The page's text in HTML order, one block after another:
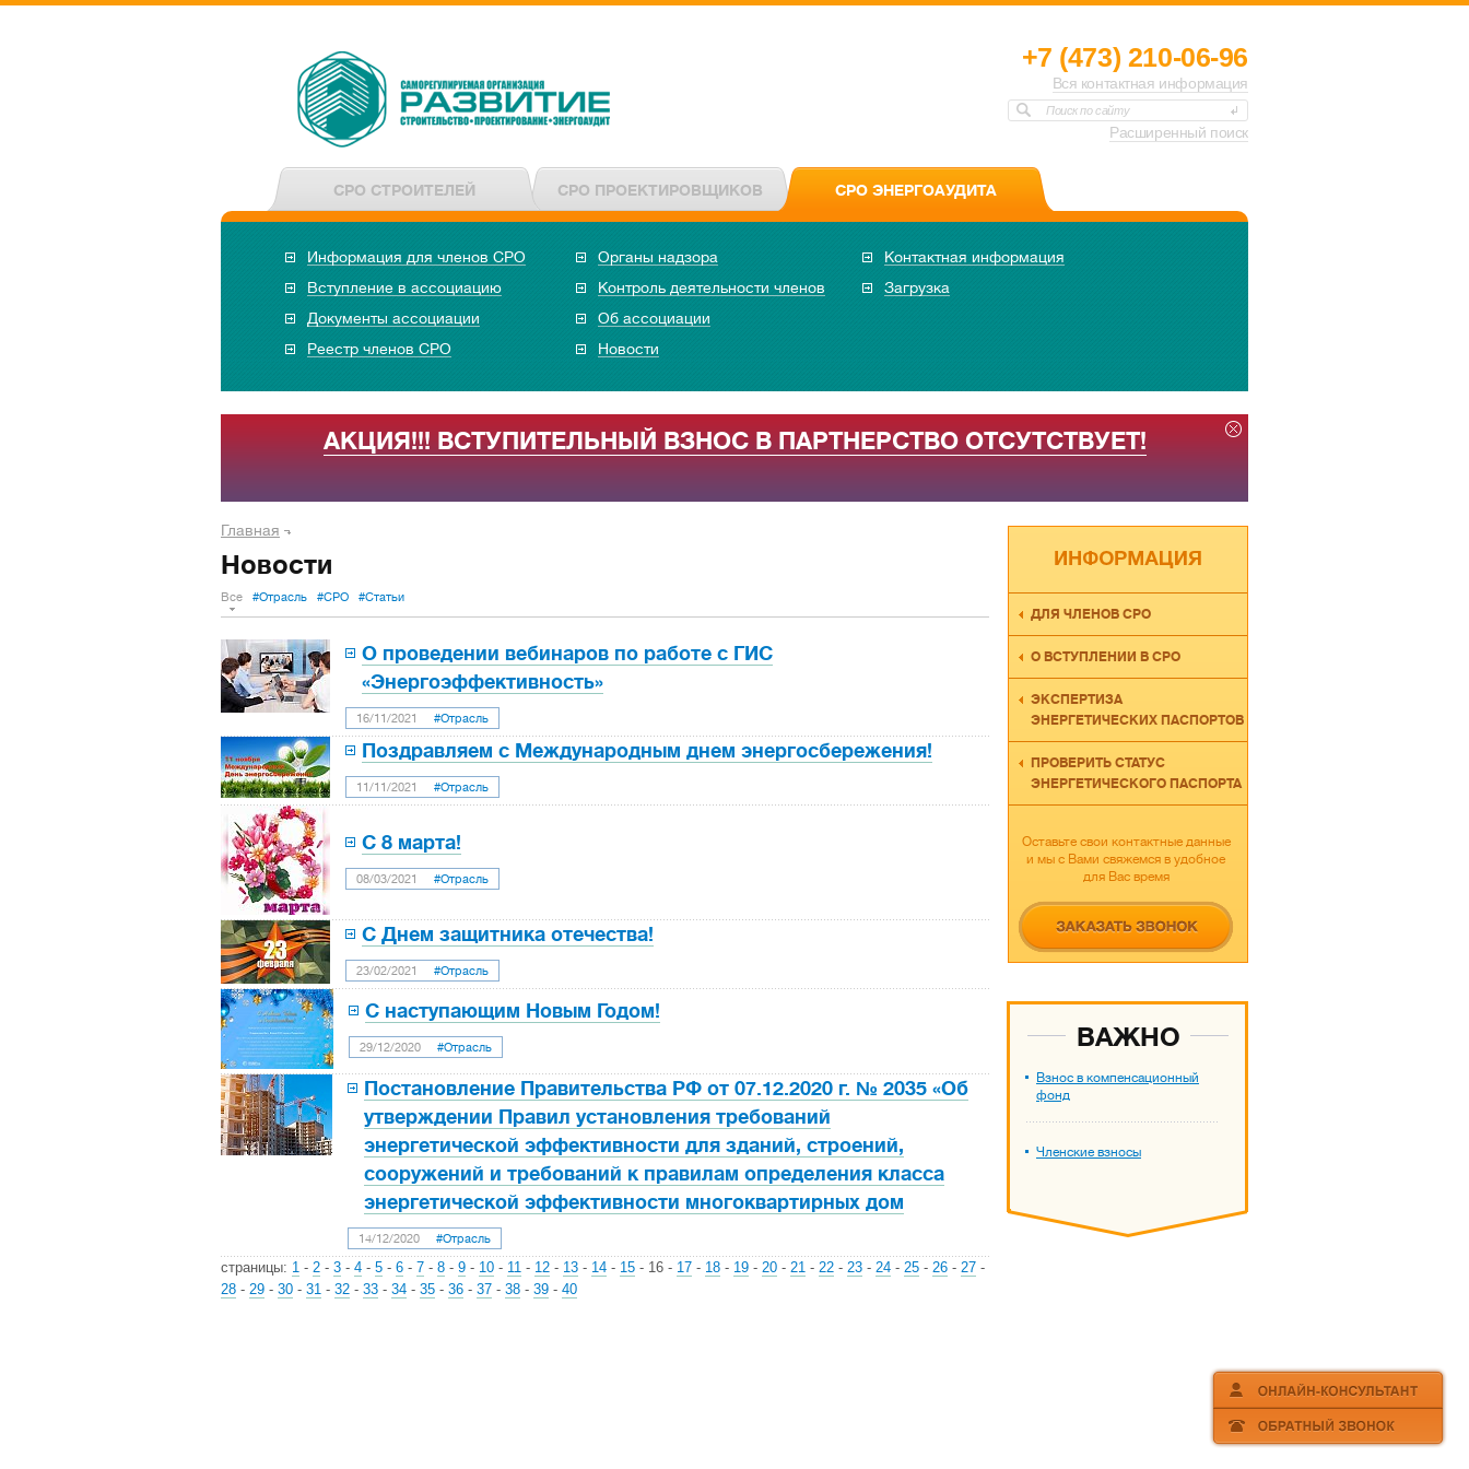
+7 (473) 210-06-96
Вся контактная информация
Поиск по сайту
Расширенный поиск
СРО СТРОИТЕЛЕЙ СРО ПРОЕКТИРОВЩИКОВ СРО ЭНЕРГОАУДИТА
Информация для членов СРО
Вступление в ассоциацию
Документы ассоциации
Реестр членов СРО
Органы надзора
Контроль деятельности членов
Об ассоциации
Новости
Контактная информация
Загрузка
АКЦИЯ!!! ВСТУПИТЕЛЬНЫЙ ВЗНОС В ПАРТНЕРСТВО ОТСУТСТВУЕТ!
ДЛЯ ЧЛЕНОВ СРО
О ВСТУПЛЕНИИ В СРО
ЭКСПЕРТИЗА
ЭНЕРГЕТИЧЕСКИХ ПАСПОРТОВ
ПРОВЕРИТЬ СТАТУС
ЭНЕРГЕТИЧЕСКОГО ПАСПОРТА
Оставьте свои контактные данные
и мы с Вами свяжемся в удобное
для Вас время
ВАЖНО
Взнос в компенсационный
фонд
Членские взносы
Главная
Новости
Все #Отрасль #СРО #Статьи
О проведении вебинаров по работе с ГИС
«Энергоэффективность»
16/11/2021 #Отрасль
Поздравляем с Международным днем энергосбережения!
11/11/2021 #Отрасль
С 8 марта!
08/03/2021 #Отрасль
С Днем защитника отечества!
23/02/2021 #Отрасль
С наступающим Новым Годом!
29/12/2020 #Отрасль
Постановление Правительства РФ от 07.12.2020 г. № 2035 «Об
утверждении Правил установления требований
энергетической эффективности для зданий, строений,
сооружений и требований к правилам определения класса
энергетической эффективности многоквартирных дом
14/12/2020 #Отрасль
страницы: 1 - 2 - 3 - 4 - 5 - 6 - 7 - 8 - 9 - 10 - 11 - 12 - 13 - 14 - 15 - 16 - 17 - 18 - 19 - 20 - 21 - 22 - 23 - 24 - 25 - 26 - 27 -
28 - 29 - 30 - 31 - 32 - 33 - 34 - 35 - 36 - 37 - 38 - 39 - 40